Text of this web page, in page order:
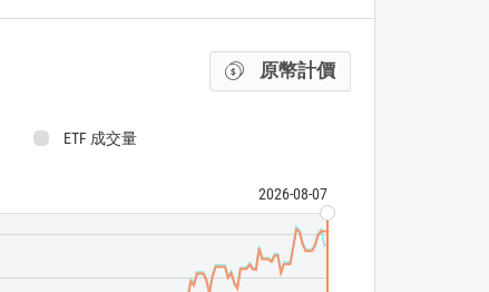
原幣計價
ETF 成交量
2026-08-07